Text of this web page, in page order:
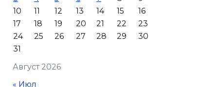
улицах
07 августа 2026 18:42
2000 жителей бесплатно
осваивают новые профессии
Август 2026
10
11 12 13 14 15
16
17
18 19 20 21 22
23
24
25 26 27 28 29
30
31
« Июл